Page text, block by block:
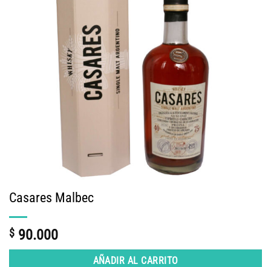
Casares Malbec
$ 90.000
AÑADIR AL CARRITO